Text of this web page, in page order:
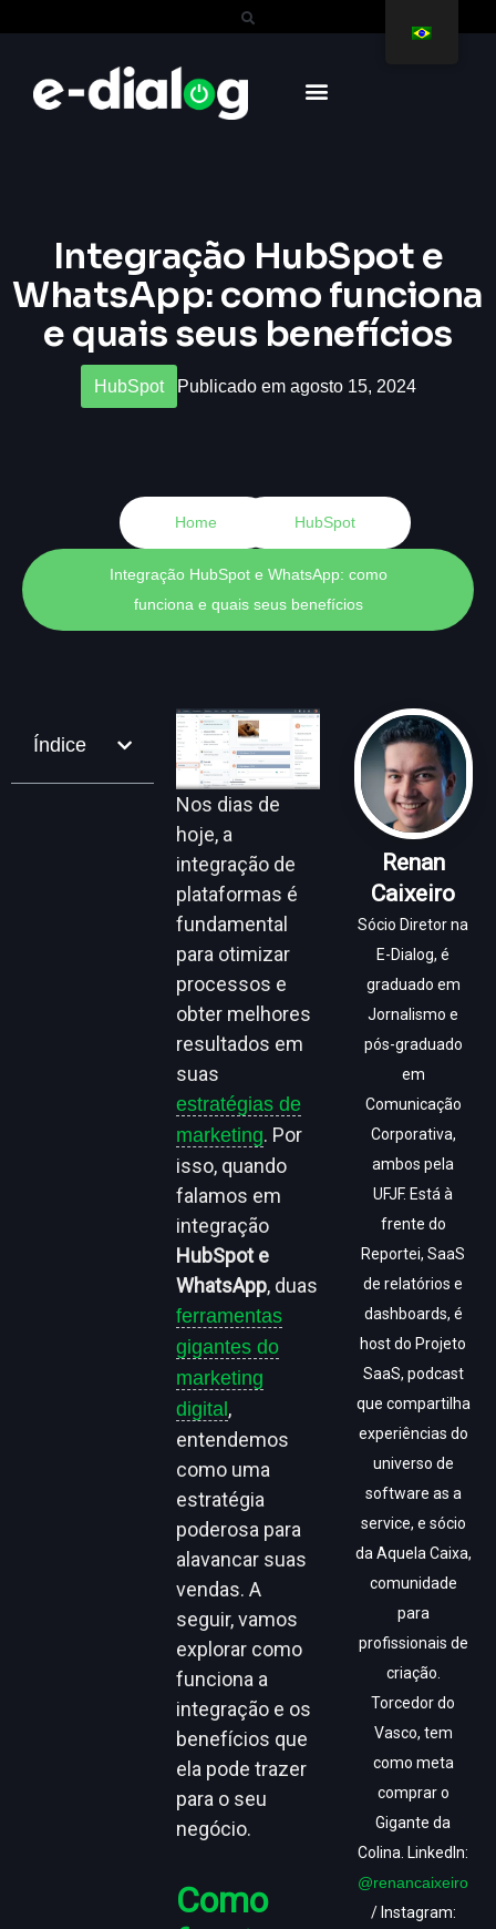
Integração HubSpot e
WhatsApp: como funciona
e quais seus benefícios
HubSpot Publicado em agosto 15, 2024
Home HubSpot
Integração HubSpot e WhatsApp: como
funciona e quais seus benefícios
Índice
Nos dias de
hoje, a
integração de
plataformas é
fundamental
para otimizar
processos e
obter melhores
resultados em
suas
estratégias de
marketing. Por
isso, quando
falamos em
integração
HubSpot e
WhatsApp, duas
ferramentas
gigantes do
marketing
digital ,
entendemos
como uma
estratégia
poderosa para
alavancar suas
vendas. A
seguir, vamos
explorar como
funciona a
integração e os
benefícios que
ela pode trazer
para o seu
negócio.
Como
Renan
Caixeiro
Sócio Diretor na
E-Dialog, é
graduado em
Jornalismo e
pós-graduado
em
Comunicação
Corporativa,
ambos pela
UFJF. Está à
frente do
Reportei, SaaS
de relatórios e
dashboards, é
host do Projeto
SaaS, podcast
que compartilha
experiências do
universo de
software as a
service, e sócio
da Aquela Caixa,
comunidade
para
profissionais de
criação.
Torcedor do
Vasco, tem
como meta
comprar o
Gigante da
Colina. LinkedIn:
@renancaixeiro
/ Instagram: